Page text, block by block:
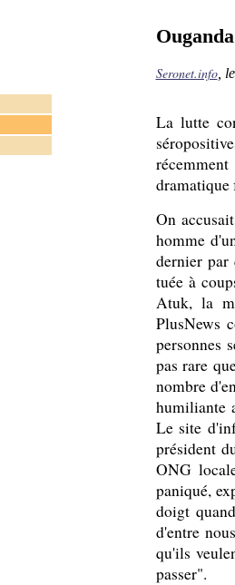
Seronet.info,
La lutte
dramatique
On
homme
dernier
tuée à
Atuk, la
PlusNews
personnes
pas rare
nombre
humiliante
Le site
président
ONG
paniqué,
doigt
d'entre
qu'ils
passer".